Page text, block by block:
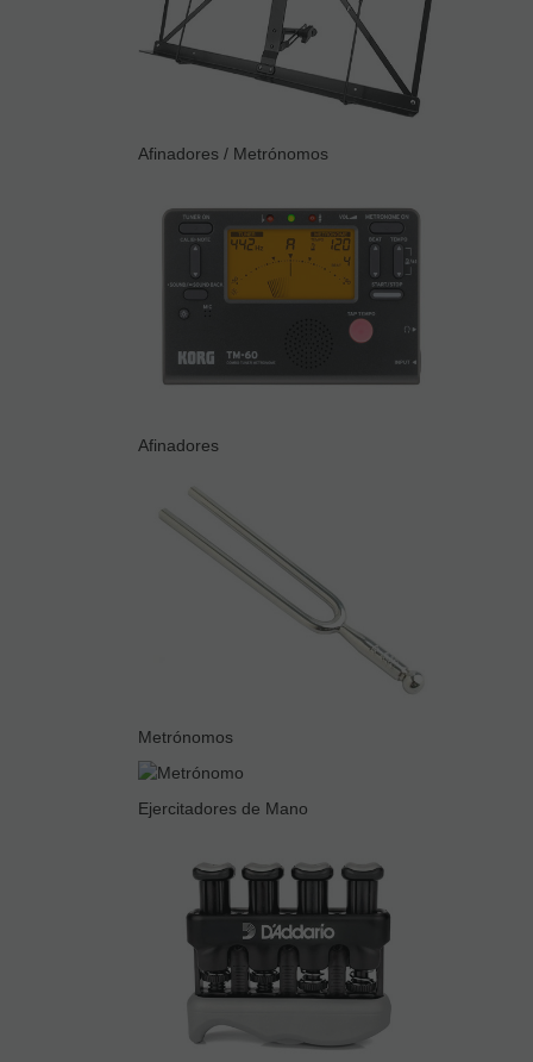
Afinadores / Metrónomos
Afinadores
Metrónomos
Ejercitadores de Mano